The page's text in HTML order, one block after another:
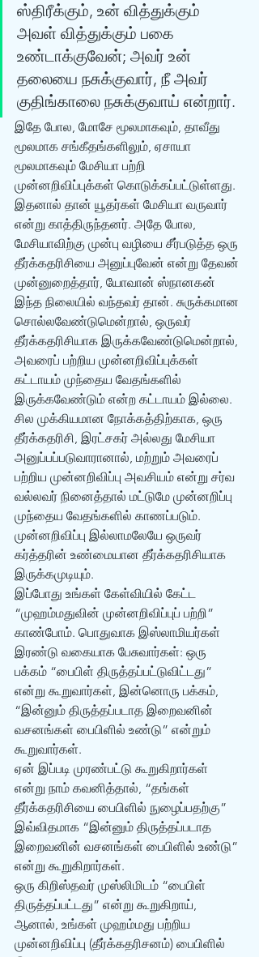
ஸ்திரீக்கும், உன் வித்துக்கும்
அவள் வித்துக்கும் பகை
உண்டாக்குவேன்; அவர் உன்
தலையை நசுக்குவார், நீ அவர்
குதிங்காலை நசுக்குவாய் என்றார்.
இதே போல, மோசே மூலமாகவும், தாவீது
மூலமாக சங்கீதங்களிலும், ஏசாயா
மூலமாகவும் மேசியா பற்றி
முன்னறிவிப்புக்கள் கொடுக்கப்பட்டுள்ளது.
இதனால் தான் யூதர்கள் மேசியா வருவார்
என்று காத்திருந்தனர். அதே போல,
மேசியாவிற்கு முன்பு வழியை சீர்படுத்த ஒரு
தீர்க்கதரிசியை அனுப்புவேன் என்று தேவன்
முன்னுறைத்தார், யோவான் ஸ்நானகன்
இந்த நிலையில் வந்தவர் தான். சுருக்கமான
சொல்லவேண்டுமென்றால், ஒருவர்
தீர்க்கதரிசியாக இருக்கவேண்டுமென்றால்,
அவரைப் பற்றிய முன்னறிவிப்புக்கள்
கட்டாயம் முந்தைய வேதங்களில்
இருக்கவேண்டும் என்ற கட்டாயம் இல்லை.
சில முக்கியமான நோக்கத்திற்காக, ஒரு
தீர்க்கதரிசி, இரட்சகர் அல்லது மேசியா
அனுப்பப்படுவாரானால், மற்றும் அவரைப்
பற்றிய முன்னறிவிப்பு அவசியம் என்று சர்வ
வல்லவர் நினைத்தால் மட்டுமே முன்னறிப்பு
முந்தைய வேதங்களில் காணப்படும்.
முன்னறிவிப்பு இல்லாமலேயே ஒருவர்
கர்த்தரின் உண்மையான தீர்க்கதரிசியாக
இருக்கமுடியும்.
இப்போது உங்கள் கேள்வியில் கேட்ட
“முஹம்மதுவின் முன்னறிவிப்புப் பற்றி”
காண்போம். பொதுவாக இஸ்லாமியர்கள்
இரண்டு வகையாக பேசுவார்கள்: ஒரு
பக்கம் “பைபிள் திருத்தப்பட்டுவிட்டது”
என்று கூறுவார்கள், இன்னொரு பக்கம்,
“இன்னும் திருத்தப்படாத இறைவனின்
வசனங்கள் பைபிளில் உண்டு” என்றும்
கூறுவார்கள்.
ஏன் இப்படி முரண்பட்டு கூறுகிறார்கள்
என்று நாம் கவனித்தால், “தங்கள்
தீர்க்கதரிசியை பைபிளில் நுழைப்பதற்கு”
இவ்விதமாக “இன்னும் திருத்தப்படாத
இறைவனின் வசனங்கள் பைபிளில் உண்டு”
என்று கூறுகிறார்கள்.
ஒரு கிறிஸ்தவர் முஸ்லிமிடம் “பைபிள்
திருத்தப்பட்டது” என்று கூறுகிறாய்,
ஆனால், உங்கள் முஹம்மது பற்றிய
முன்னறிவிப்பு (தீர்க்கதரிசனம்) பைபிளில்